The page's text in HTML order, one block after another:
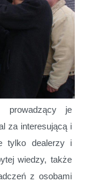
prowadzący je
za interesującą i
tylko dealerzy i
wiedzy, także
z osobami